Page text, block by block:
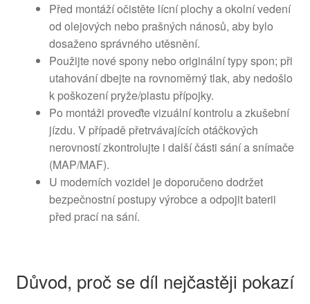
Před montáží očistěte lícní plochy a okolní vedení
od olejových nebo prašných nánosů, aby bylo
dosaženo správného utěsnění.
Použijte nové spony nebo originální typy spon; při
utahování dbejte na rovnoměrný tlak, aby nedošlo
k poškození pryže/plastu přípojky.
Po montáži proveďte vizuální kontrolu a zkušební
jízdu. V případě přetrvávajících otáčkových
nerovností zkontrolujte i další části sání a snímače
(MAP/MAF).
U moderních vozidel je doporučeno dodržet
bezpečnostní postupy výrobce a odpojit baterii
před prací na sání.
Důvod, proč se díl nejčastěji pokazí